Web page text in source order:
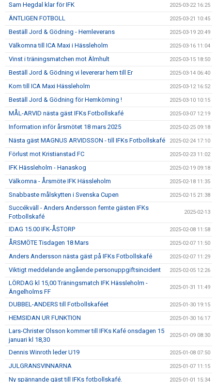
Sam Hegdal klar för IFK 2025-03-22 16:25
ÄNTLIGEN FOTBOLL 2025-03-21 10:45
Beställ Jord & Gödning - Hemleverans 2025-03-19 20:49
Välkomna till ICA Maxi i Hässleholm 2025-03-16 11:04
Vinst i träningsmatchen mot Älmhult 2025-03-15 18:50
Beställ Jord & Gödning vi levererar hem till Er 2025-03-14 06:40
Kom till ICA Maxi Hässleholm 2025-03-12 16:52
Beställ Jord & Gödning för Hemkörning ! 2025-03-10 10:15
MÅL-ARVID nästa gäst IFKs Fotbollskafé 2025-03-07 12:19
Information inför årsmötet 18 mars 2025 2025-02-25 09:18
Nästa gäst MAGNUS ARVIDSSON - till IFKs Fotbollskafé 2025-02-24 17:10
Förlust mot Kristianstad FC 2025-02-23 11:02
IFK Hässleholm - Hanaskog 2025-02-19 09:18
Välkomna - Årsmöte IFK Hässleholm 2025-02-18 11:35
Snabbaste målskytten i Svenska Cupen 2025-02-15 21:38
Succékväll - Anders Andersson femte gästen IFKs
Fotbollskafé
2025-02-13
IDAG 15.00 IFK-ÅSTORP 2025-02-08 11:58
ÅRSMÖTE Tisdagen 18 Mars 2025-02-07 11:50
Anders Andersson nästa gäst på IFKs Fotbollskafé 2025-02-07 11:29
Viktigt meddelande angående personuppgiftsincident 2025-02-05 12:26
LÖRDAG kl 15,00 Träningsmatch IFK Hässleholm -
Ängelholms FF
2025-01-31 11:49
DUBBEL-ANDERS till Fotbollskaféet 2025-01-30 19:15
HEMSIDAN UR FUNKTION 2025-01-30 16:17
Lars-Christer Olsson kommer till IFKs Kafé onsdagen 15
januari kl 18,30
2025-01-09 08:30
Dennis Winroth leder U19 2025-01-08 07:50
JULGRANSVINNARNA 2025-01-07 11:15
Ny spännande gäst till IFKs fotbollskafé. 2025-01-01 15:34